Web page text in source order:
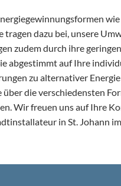
tragen dazu bei, unsere
zudem durch ihre
abgestimmt auf Ihre
zu alternativer
über die verschiedensten
Wir freuen uns auf Ihre
in St. Johann